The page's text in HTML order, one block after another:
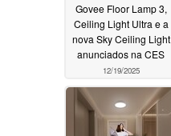
Govee Floor Lamp 3,
Ceiling Light Ultra e a
nova Sky Ceiling Light
anunciados na CES
12/19/2025